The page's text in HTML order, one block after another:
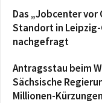
Das „Jobcenter vor
Standort in Leipzig-
nachgefragt
Antragsstau beim
Sächsische
Millionen-